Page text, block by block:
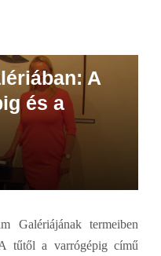
A
és a
Galériájának termeiben
tűtől a varrógépig című